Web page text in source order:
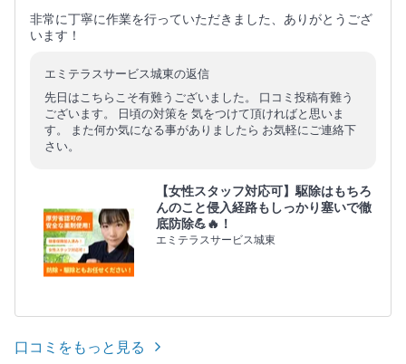
非常に丁寧に作業を行っていただきました、ありがとうござ
います！
エミテラスサービス城東の返信
先日はこちらこそ有難うございました。 口コミ投稿有難う
ございます。 日頃の対策を 気をつけて頂ければと思いま
す。 また何か気になる事がありましたら お気軽にご連絡下
さい。
【女性スタッフ対応可】駆除はもちろ
んのこと侵入経路もしっかり塞いで徹
底防除💪🔥！
エミテラスサービス城東
口コミをもっと見る